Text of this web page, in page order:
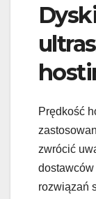
Prędkość
zwrócić
rozwiązań